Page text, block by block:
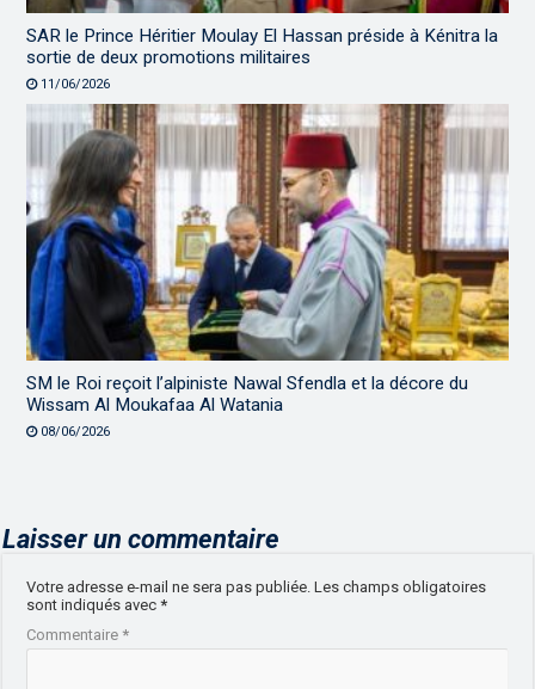
SAR le Prince Héritier Moulay El Hassan préside à Kénitra la
sortie de deux promotions militaires
11/06/2026
SM le Roi reçoit l’alpiniste Nawal Sfendla et la décore du
Wissam Al Moukafaa Al Watania
08/06/2026
Laisser un commentaire
Votre adresse e-mail ne sera pas publiée. Les champs obligatoires
sont indiqués avec*
Commentaire*